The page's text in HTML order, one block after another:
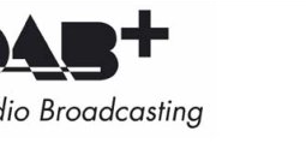
WADY
CYFROWEGO